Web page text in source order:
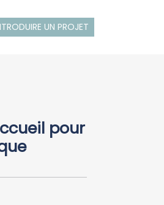
UN PROJET
pour